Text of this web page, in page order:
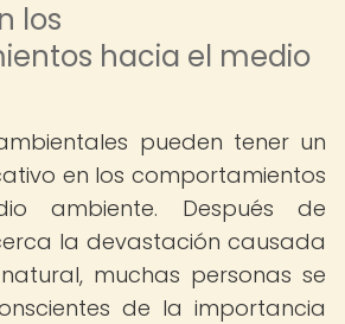
los
hacia el medio
pueden tener un
en los comportamientos
ambiente. Después de
la devastación causada
muchas personas se
de la importancia